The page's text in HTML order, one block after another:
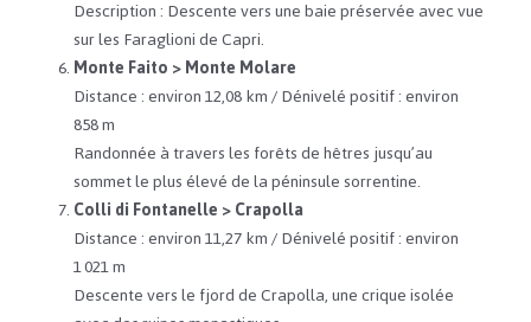
Description : Descente vers une baie préservée avec vue
sur les Faraglioni de Capri. ​
Monte Faito > Monte Molare
Distance : environ 12,08 km​ / Dénivelé positif : environ
858 m​
Randonnée à travers les forêts de hêtres jusqu’au
sommet le plus élevé de la péninsule sorrentine. ​
Colli di Fontanelle > Crapolla
Distance : environ 11,27 km​ / Dénivelé positif : environ
1 021 m​
Descente vers le fjord de Crapolla, une crique isolée